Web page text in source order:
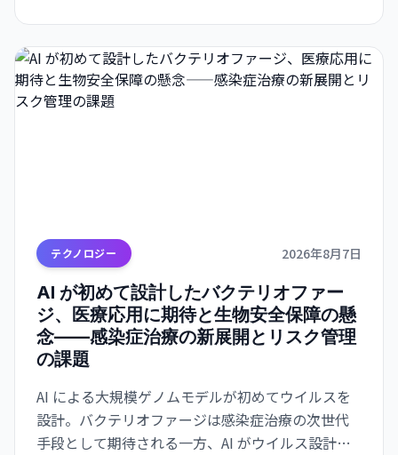
テクノロジー 2026年8月7日
AI が初めて設計したバクテリオファー
ジ、医療応用に期待と生物安全保障の懸
念——感染症治療の新展開とリスク管理
の課題
AI による大規模ゲノムモデルが初めてウイルスを
設計。バクテリオファージは感染症治療の次世代
手段として期待される一方、AI がウイルス設計能